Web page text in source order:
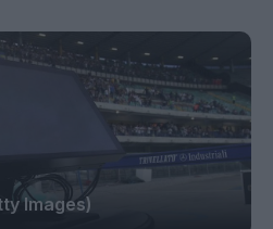
Images)